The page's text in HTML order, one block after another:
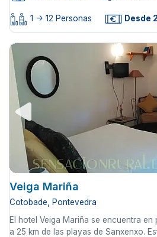
1 -> 12 Personas Desde
Veiga Mariña
Cotobade, Pontevedra
El hotel Veiga Mariña se encuentra en
a 25 km de las playas de Sanxenxo.